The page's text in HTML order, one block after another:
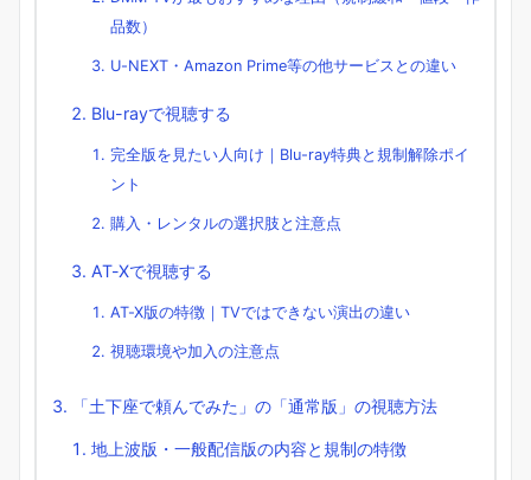
品数）
U-NEXT・Amazon Prime等の他サービスとの違い
Blu-rayで視聴する
完全版を見たい人向け｜Blu-ray特典と規制解除ポイ
ント
購入・レンタルの選択肢と注意点
AT-Xで視聴する
AT-X版の特徴｜TVではできない演出の違い
視聴環境や加入の注意点
「土下座で頼んでみた」の「通常版」の視聴方法
地上波版・一般配信版の内容と規制の特徴